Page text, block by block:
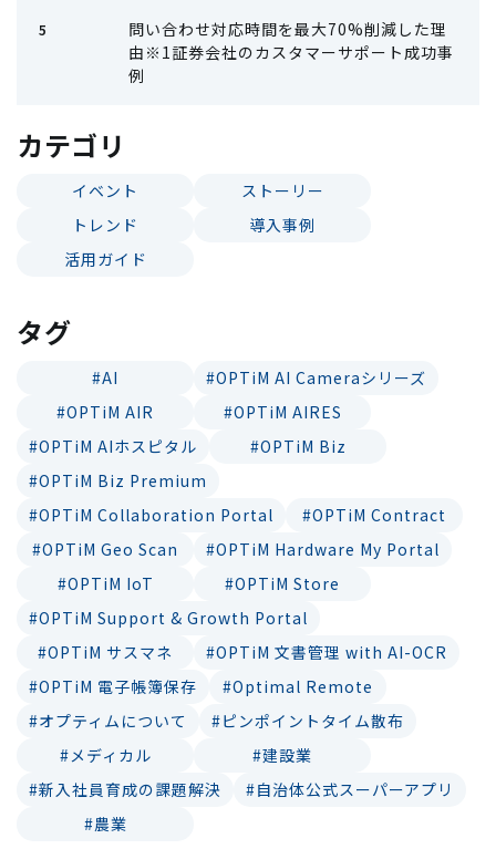
問い合わせ対応時間を最大70%削減した理
由※1証券会社のカスタマーサポート成功事
例
カテゴリ
イベント
ストーリー
トレンド
導入事例
活用ガイド
タグ
#AI
#OPTiM AI Cameraシリーズ
#OPTiM AIR
#OPTiM AIRES
#OPTiM AIホスピタル
#OPTiM Biz
#OPTiM Biz Premium
#OPTiM Collaboration Portal
#OPTiM Contract
#OPTiM Geo Scan
#OPTiM Hardware My Portal
#OPTiM IoT
#OPTiM Store
#OPTiM Support & Growth Portal
#OPTiM サスマネ
#OPTiM 文書管理 with AI-OCR
#OPTiM 電子帳簿保存
#Optimal Remote
#オプティムについて
#ピンポイントタイム散布
#メディカル
#建設業
#新入社員育成の課題解決
#自治体公式スーパーアプリ
#農業